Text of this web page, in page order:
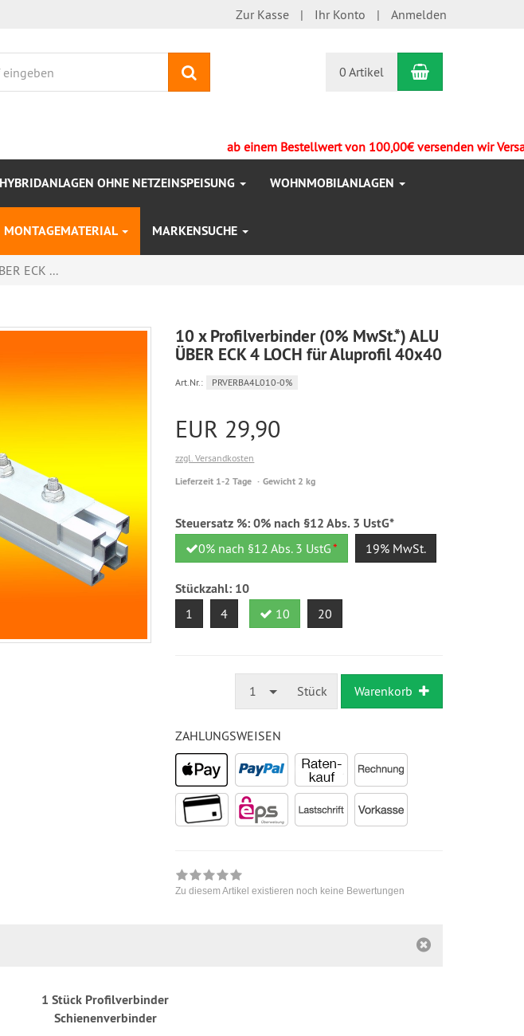
Zur Kasse Ihr Konto Anmelden
0 Artikel Warenkorb
ab einem Bestellwert von 100,00€ versenden wir
HYBRIDANLAGEN OHNE NETZEINSPEISUNG WOHNMOBILANLAGEN
MONTAGEMATERIAL MARKENSUCHE
ECK ...
10 x Profilverbinder (0% MwSt.*) ALU
ÜBER ECK 4 LOCH für Aluprofil 40x40
Art.Nr.: PRVERBA4L010-0%
EUR 29,90
zzgl. Versandkosten
Lieferzeit 1-2 Tage Gewicht 2 kg
Steuersatz %:0% nach §12 Abs. 3 UstG*
0% nach §12 Abs. 3 UstG* 19% MwSt.
Stückzahl: 10
1 4 10 20
1 Stück Warenkorb
ZAHLUNGSWEISEN
Zu diesem Artikel existieren noch keine Bewertungen
1 Stück Profilverbinder
Schienenverbinder